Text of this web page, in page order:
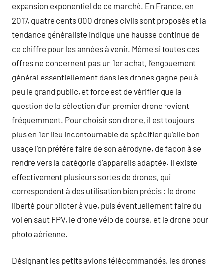
expansion exponentiel de ce marché. En France, en
2017, quatre cents 000 drones civils sont proposés et la
tendance généraliste indique une hausse continue de
ce chiffre pour les années à venir. Même si toutes ces
offres ne concernent pas un 1er achat, l’engouement
général essentiellement dans les drones gagne peu à
peu le grand public, et force est de vérifier que la
question de la sélection d’un premier drone revient
fréquemment. Pour choisir son drone, il est toujours
plus en 1er lieu incontournable de spécifier qu’elle bon
usage l’on préfére faire de son aérodyne, de façon à se
rendre vers la catégorie d’appareils adaptée. Il existe
effectivement plusieurs sortes de drones, qui
correspondent à des utilisation bien précis : le drone
liberté pour piloter à vue, puis éventuellement faire du
vol en saut FPV, le drone vélo de course, et le drone pour
photo aérienne.
Désignant les petits avions télécommandés, les drones